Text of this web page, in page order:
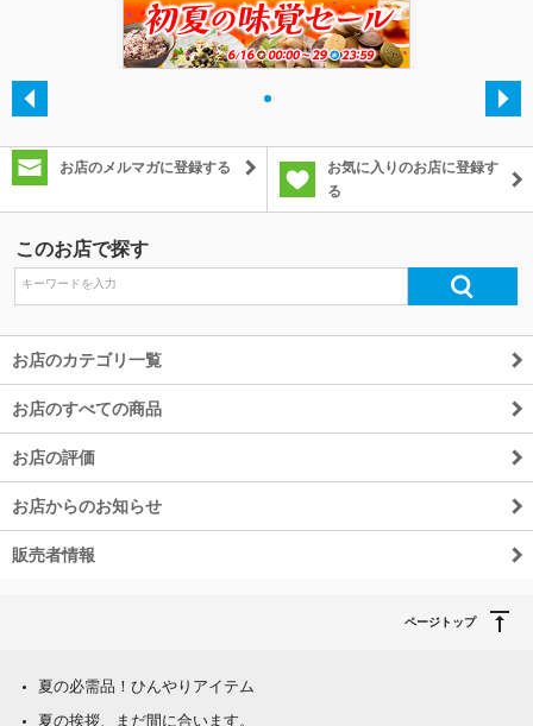
お店のメルマガに登録する
お気に入りのお店に登録す
る
このお店で探す
お店のカテゴリ一覧
お店のすべての商品
お店の評価
お店からのお知らせ
販売者情報
ページトップ
夏の必需品！ひんやりアイテム
夏の挨拶、まだ間に合います。